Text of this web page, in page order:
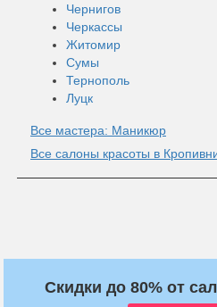
Чернигов
Черкассы
Житомир
Сумы
Тернополь
Луцк
Все мастера: Маникюр
Все салоны красоты в
Скидки до 80% от